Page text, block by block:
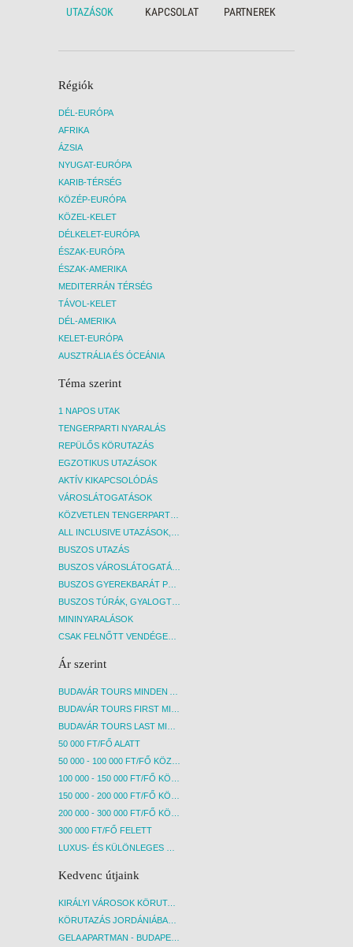
UTAZÁSOK KAPCSOLAT PARTNEREK
Régiók
DÉL-EURÓPA
AFRIKA
ÁZSIA
NYUGAT-EURÓPA
KARIB-TÉRSÉG
KÖZÉP-EURÓPA
KÖZEL-KELET
DÉLKELET-EURÓPA
ÉSZAK-EURÓPA
ÉSZAK-AMERIKA
MEDITERRÁN TÉRSÉG
TÁVOL-KELET
DÉL-AMERIKA
KELET-EURÓPA
AUSZTRÁLIA ÉS ÓCEÁNIA
Téma szerint
1 NAPOS UTAK
TENGERPARTI NYARALÁS
REPÜLŐS KÖRUTAZÁS
EGZOTIKUS UTAZÁSOK
AKTÍV KIKAPCSOLÓDÁS
VÁROSLÁTOGATÁSOK
BUSZOS UTAZÁS
MININYARALÁSOK
Ár szerint
50 000 FT/FŐ ALATT
300 000 FT/FŐ FELETT
Kedvenc útjaink
KIRÁLYI VÁROSOK KÖRUTAZÁS KÖZVETLEN REPÜLŐJÁRATTAL - BUDAPEST, REPÜLŐ